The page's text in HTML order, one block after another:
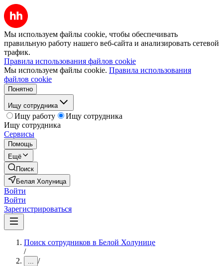
Мы используем файлы cookie, чтобы обеспечивать
правильную работу нашего веб-сайта и анализировать сетевой
трафик.
Правила использования файлов cookie
Мы используем файлы cookie. Правила использования
файлов cookie
Понятно
Ищу сотрудника
Ищу работу
Ищу сотрудника
Ищу сотрудника
Сервисы
Помощь
Ещё
Поиск
Белая Холуница
Войти
Войти
Зарегистрироваться
Поиск сотрудников в Белой Холунице
/
... /